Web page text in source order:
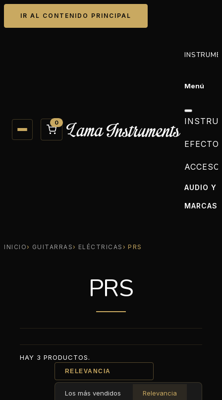
IR AL CONTENIDO PRINCIPAL
0
Menú
AUDIO Y
MARCAS
INICIO GUITARRAS ELÉCTRICAS PRS
PRS
HAY 3 PRODUCTOS.
RELEVANCIA
Los más vendidos
Relevancia